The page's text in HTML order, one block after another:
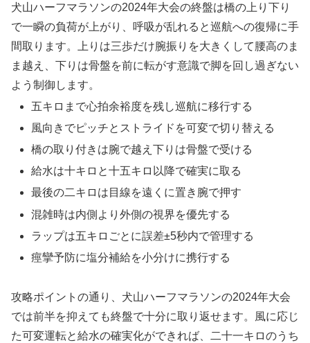
犬山ハーフマラソンの2024年大会の終盤は橋の上り下り
で一瞬の負荷が上がり、呼吸が乱れると巡航への復帰に手
間取ります。上りは三歩だけ腕振りを大きくして腰高のま
ま越え、下りは骨盤を前に転がす意識で脚を回し過ぎない
よう制御します。
五キロまで心拍余裕度を残し巡航に移行する
風向きでピッチとストライドを可変で切り替える
橋の取り付きは腕で越え下りは骨盤で受ける
給水は十キロと十五キロ以降で確実に取る
最後の二キロは目線を遠くに置き腕で押す
混雑時は内側より外側の視界を優先する
ラップは五キロごとに誤差±5秒内で管理する
痙攣予防に塩分補給を小分けに携行する
攻略ポイントの通り、犬山ハーフマラソンの2024年大会
では前半を抑えても終盤で十分に取り返せます。風に応じ
た可変運転と給水の確実化ができれば、二十一キロのうち